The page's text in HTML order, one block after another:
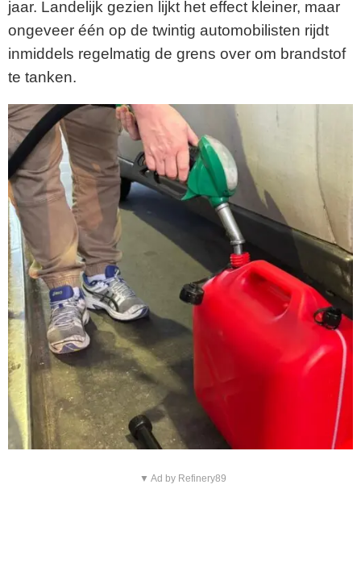
jaar. Landelijk gezien lijkt het effect kleiner, maar
ongeveer één op de twintig automobilisten rijdt
inmiddels regelmatig de grens over om brandstof
te tanken.
▼ Ad by Refinery89